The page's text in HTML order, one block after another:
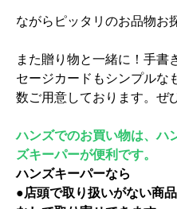
ながらピッタリのお品物お
また贈り物と一緒に！ 手書
セージカードもシンプルな
数ご用意しております。 ぜ
ハンズでのお買い物は、ハ
ズキーパーが便利です。
ハンズキーパーなら
●店頭で取り扱いがない商